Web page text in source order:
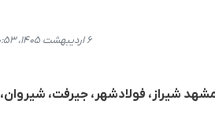
۶ اردیبهشت ۱۴۰۵، ۱۰:۵۳
۷ شهروند در شهرهای مشهد شیراز، فولادشهر، جیرفت، شیروان،